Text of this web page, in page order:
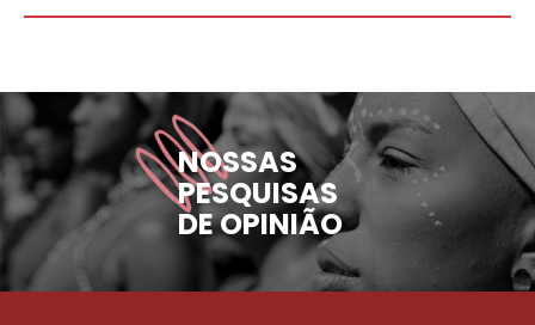
NOSSAS
PESQUISAS
DE OPINIÃO